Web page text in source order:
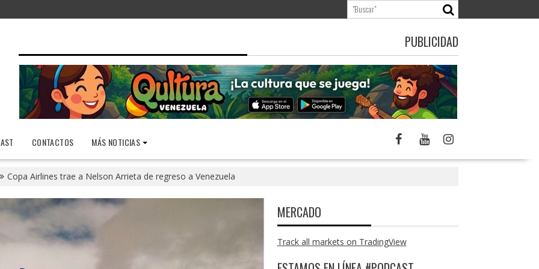
PUBLICIDAD
CONTACTOS MÁS NOTICIAS
Copa Airlines trae a Nelson Arrieta de regreso a Venezuela
MERCADO
Track all markets on TradingView